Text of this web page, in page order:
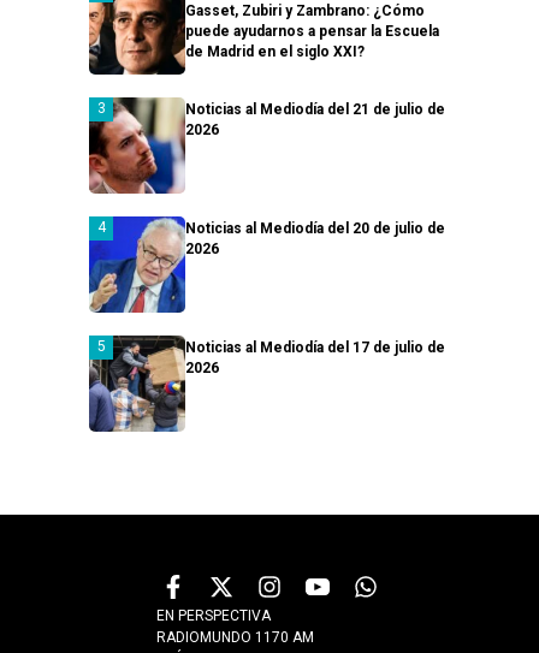
Gasset, Zubiri y Zambrano: ¿Cómo
puede ayudarnos a pensar la Escuela
de Madrid en el siglo XXI?
Noticias al Mediodía del 21 de julio de
2026
Noticias al Mediodía del 20 de julio de
2026
Noticias al Mediodía del 17 de julio de
2026
EN PERSPECTIVA
RADIOMUNDO 1170 AM